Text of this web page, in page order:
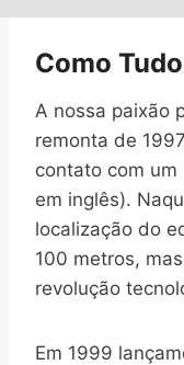
Como
A nossa paixão
remonta de
contato com um
em inglês).
localização do
100 metros,
revolução
Em 1999